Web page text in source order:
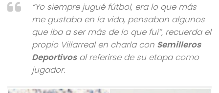
“Yo siempre jugué fútbol, era lo que más
me gustaba en la vida, pensaban algunos
que iba a ser más de lo que fui”, recuerda el
propio Villarreal en charla con Semilleros
Deportivosal referirse de su etapa como
jugador.